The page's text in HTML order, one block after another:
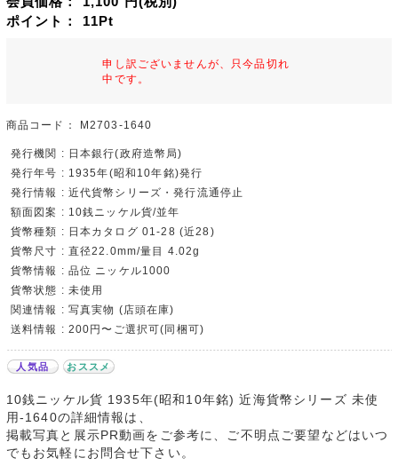
ポイント： 11Pt
申し訳ございませんが、只今品切れ
中です。
商品コード： M2703-1640
発行機関 : 日本銀行(政府造幣局)
発行年号 : 1935年(昭和10年銘)発行
発行情報 : 近代貨幣シリーズ・発行流通停止
額面図案 : 10銭ニッケル貨/並年
貨幣種類 : 日本カタログ 01-28 (近28)
貨幣尺寸 : 直径22.0mm/量目 4.02g
貨幣情報 : 品位 ニッケル1000
貨幣状態 : 未使用
関連情報 : 写真実物 (店頭在庫)
送料情報 : 200円〜ご選択可(同梱可)
人気品 おススメ
10銭ニッケル貨 1935年(昭和10年銘) 近海貨幣シリーズ 未使
用-1640の詳細情報は、
掲載写真と展示PR動画をご参考に、ご不明点ご要望などはいつ
でもお気軽にお問合せ下さい。